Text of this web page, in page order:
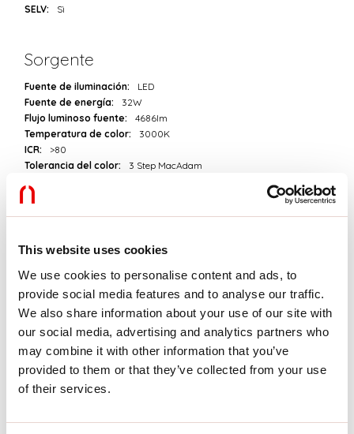
This website uses cookies
We use cookies to personalise content and ads, to
provide social media features and to analyse our traffic.
We also share information about your use of our site with
our social media, advertising and analytics partners who
may combine it with other information that you’ve
provided to them or that they’ve collected from your use
of their services.
SELV:
Sì
Sorgente
Fuente de iluminación:
LED
Fuente de energía:
32W
Flujo luminoso fuente:
4686lm
Temperatura de color:
3000K
ICR:
>80
Tolerancia del color:
3 Step MacAdam
FOTOMETRÍAS
EXTRACTO DEL CATÁLOGO
EXTRACTO DE LA LISTA DE